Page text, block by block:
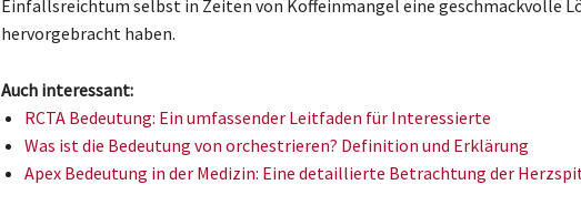
Einfallsreichtum selbst in Zeiten von Koffeinmangel eine geschmackvolle
hervorgebracht haben.
Auch interessant:
RCTA Bedeutung: Ein umfassender Leitfaden für Interessierte
Was ist die Bedeutung von orchestrieren? Definition und Erklärung
Apex Bedeutung in der Medizin: Eine detaillierte Betrachtung der